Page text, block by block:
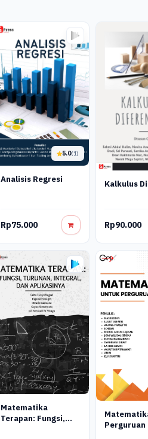
5.0(1)
Analisis Regresi
Rp75.000
Kalkulus
Rp90.000
Matematika
Terapan: Fungsi,
Perguruan